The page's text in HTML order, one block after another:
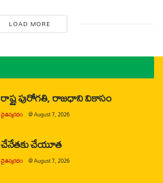
LOAD MORE
రాష్ట్ర పురోగతి, రాజధాని వికాసం
చైతన్యరధం @August 7, 2026
చేనేతకు చేయూత
చైతన్యరధం @August 7, 2026